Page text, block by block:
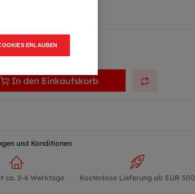
In den Einkaufskorb
und Konditionen
ca. 2-6 Werktage Kostenlose Lieferung ab EUR 500
ERLAUBEN